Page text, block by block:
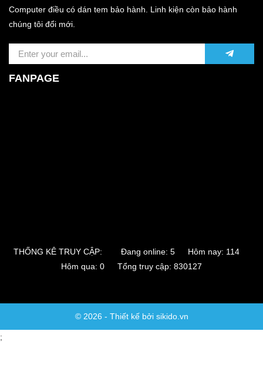
Computer điều có dán tem bảo hành. Linh kiện còn bảo hành
chúng tôi đổi mới.
FANPAGE
THỐNG KÊ TRUY CẬP:
Đang online: 5 Hôm nay: 114
Hôm qua: 0 Tổng truy cập: 830127
© 2026 - Thiết kế bởi sikido.vn
;